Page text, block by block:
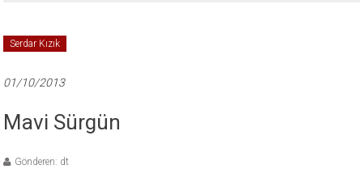
Serdar Kızık
01/10/2013
Mavi Sürgün
Gönderen: dt